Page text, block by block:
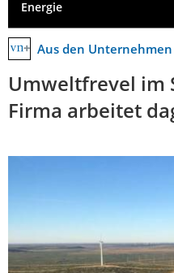
Energie
Aus den Unternehmen
Umweltfrevel im
Firma arbeitet